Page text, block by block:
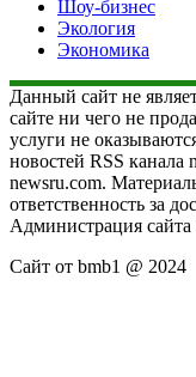
Шоу-бизнес
Экология
Экономика
Данный сайт не
сайте ни чего не
услуги не
новостей RSS канала
newsru.com.
ответственность за
Администрация сайта
Сайт от bmb1 @ 2024